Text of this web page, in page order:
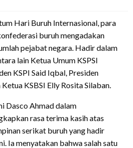
Hari Buruh Internasional, para
buruh mengadakan
pejabat negara. Hadir dalam
lain Ketua Umum KSPSI
KSPI Said Iqbal, Presiden
KSBSI Elly Rosita Silaban.
Dasco Ahmad dalam
rasa terima kasih atas
serikat buruh yang hadir
Ia menyatakan bahwa salah satu